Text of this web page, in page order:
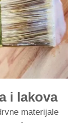
i lakova
materijale